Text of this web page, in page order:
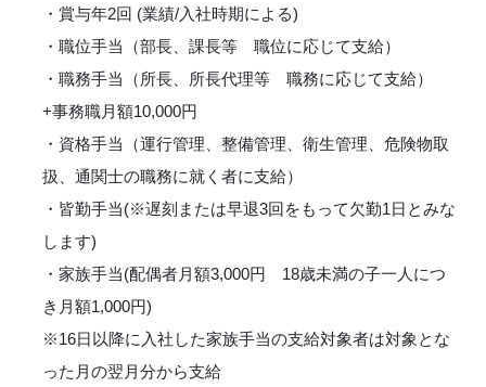
・賞与年2回 (業績/入社時期による)
・職位手当（部長、課長等 職位に応じて支給）
・職務手当（所長、所長代理等 職務に応じて支給）
+事務職月額10,000円
・資格手当（運行管理、整備管理、衛生管理、危険物取
扱、通関士の職務に就く者に支給）
・皆勤手当(※遅刻または早退3回をもって欠勤1日とみな
します)
・家族手当(配偶者月額3,000円 18歳未満の子一人につ
き月額1,000円)
※16日以降に入社した家族手当の支給対象者は対象とな
った月の翌月分から支給